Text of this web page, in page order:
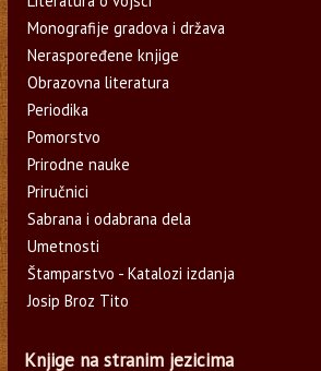
Monografije gradova i država
Neraspoređene knjige
Obrazovna literatura
Periodika
Pomorstvo
Prirodne nauke
Priručnici
Sabrana i odabrana dela
Umetnosti
Štamparstvo - Katalozi izdanja
Josip Broz Tito
Knjige na stranim jezicima